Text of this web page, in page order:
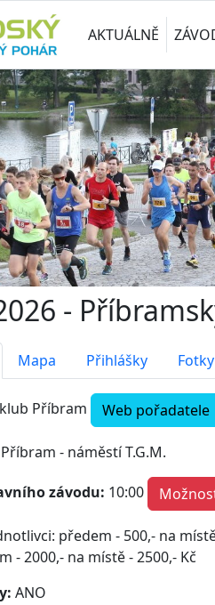
AKTUÁLNĚ
-
Mapa Přihlášky Fotky
Příbram Web pořadatele
Příbram - náměstí T.G.M.
závodu: 10:00
předem - 500,- na
- 2000,- na místě - 2500,- Kč
ANO